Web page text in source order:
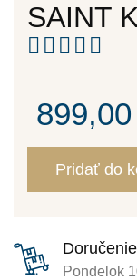
SAINT
899,00
Pridať do
Pondelok